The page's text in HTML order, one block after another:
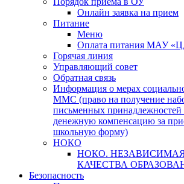
Онлайн заявка на прием
Питание
Меню
Оплата питания МАУ
Горячая линия
Управляющий совет
Обратная связь
Информация о мерах
ММС (право на получение
письменных принадлежностей
денежную компенсацию за
школьную форму)
НОКО
НОКО.
КАЧЕСТВА
Безопасность